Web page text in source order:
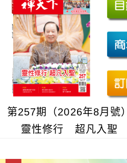
第257期（2026年8月號）
靈性修行 超凡入聖